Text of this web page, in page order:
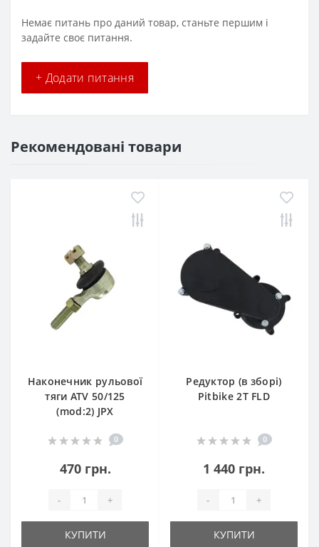
Немає питань про даний товар, станьте першим і
задайте своє питання.
+ Додати питання
Рекомендовані товари
Наконечник рульової
тяги ATV 50/125
(mod:2) JPX
0
470 грн.
- +
КУПИТИ
Редуктор (в зборі)
Pitbike 2T FLD
0
1 440 грн.
- +
КУПИТИ